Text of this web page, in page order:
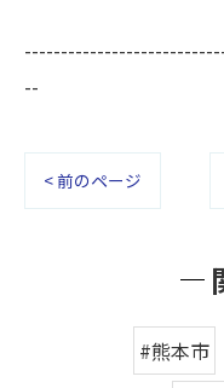
--
< 前のページ
#熊本市